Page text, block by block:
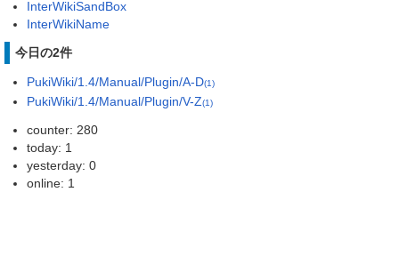
InterWikiSandBox
InterWikiName
今日の2件
PukiWiki/1.4/Manual/Plugin/A-D(1)
PukiWiki/1.4/Manual/Plugin/V-Z(1)
counter: 280
today: 1
yesterday: 0
online: 1